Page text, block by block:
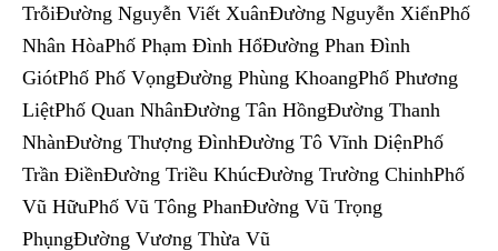
TrỗiĐường Nguyễn Viết XuânĐường Nguyễn XiểnPhố
Nhân HòaPhố Phạm Đình HổĐường Phan Đình
GiótPhố Phố VọngĐường Phùng KhoangPhố Phương
LiệtPhố Quan NhânĐường Tân HồngĐường Thanh
NhànĐường Thượng ĐìnhĐường Tô Vĩnh DiệnPhố
Trần ĐiềnĐường Triều KhúcĐường Trường ChinhPhố
Vũ HữuPhố Vũ Tông PhanĐường Vũ Trọng
PhụngĐường Vương Thừa Vũ